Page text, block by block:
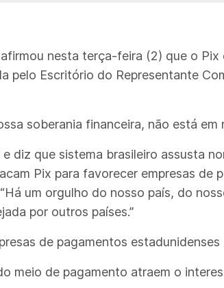
nesta terça-feira (2) que o
pelo Escritório do Representante
soberania financeira, não está
diz que sistema brasileiro assusta
Pix para favorecer empresas
um orgulho do nosso país, do
por outros países.”
de pagamentos estadunidenses
meio de pagamento atraem o